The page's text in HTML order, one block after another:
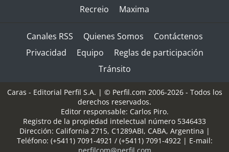
Recreio
Maxima
Canales RSS Quienes Somos
Contáctenos
Privacidad
Equipo
Reglas de participación
Tránsito
Caras - Editorial Perfil S.A. | © Perfil.com 2006-2026 - Todos los
derechos reservados.
Editor responsable: Carlos Piro.
Registro de la propiedad intelectual número 5346433
Dirección: California 2715, C1289ABI, CABA, Argentina |
Teléfono: (+5411) 7091-4921 / (+5411) 7091-4922| E-mail: